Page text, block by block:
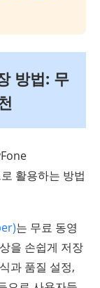
방법: 무
활용하는 방법
는 무료 동영
을 손쉽게 저장
과 품질 설정,